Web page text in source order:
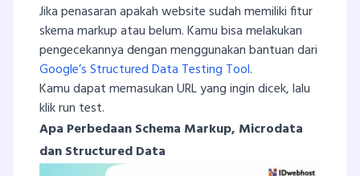
Jika penasaran apakah website sudah memiliki fitur
skema markup atau belum. Kamu bisa melakukan
pengecekannya dengan menggunakan bantuan dari
Google’s Structured Data Testing Tool.
Kamu dapat memasukan URL yang ingin dicek, lalu
klik run test.
Apa Perbedaan Schema Markup, Microdata
dan Structured Data